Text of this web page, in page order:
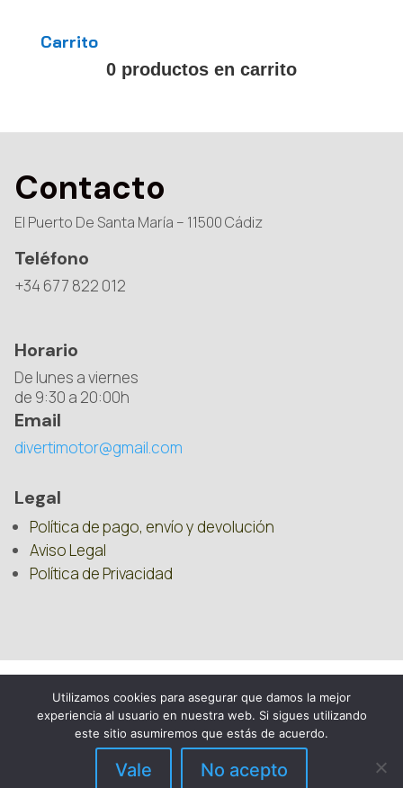
Carrito
0 productos en carrito
Contacto
El Puerto De Santa María – 11500 Cádiz
Teléfono
+34 677 822 012
Horario
De lunes a viernes
de 9:30 a 20:00h
Email
divertimotor@gmail.com
Legal
Política de pago, envío y devolución
Aviso Legal
Política de Privacidad
DIVERTIMOTOR – 2025 – REPUESTOS PARA
Utilizamos cookies para asegurar que damos la mejor
experiencia al usuario en nuestra web. Si sigues utilizando
este sitio asumiremos que estás de acuerdo.
Vale No acepto